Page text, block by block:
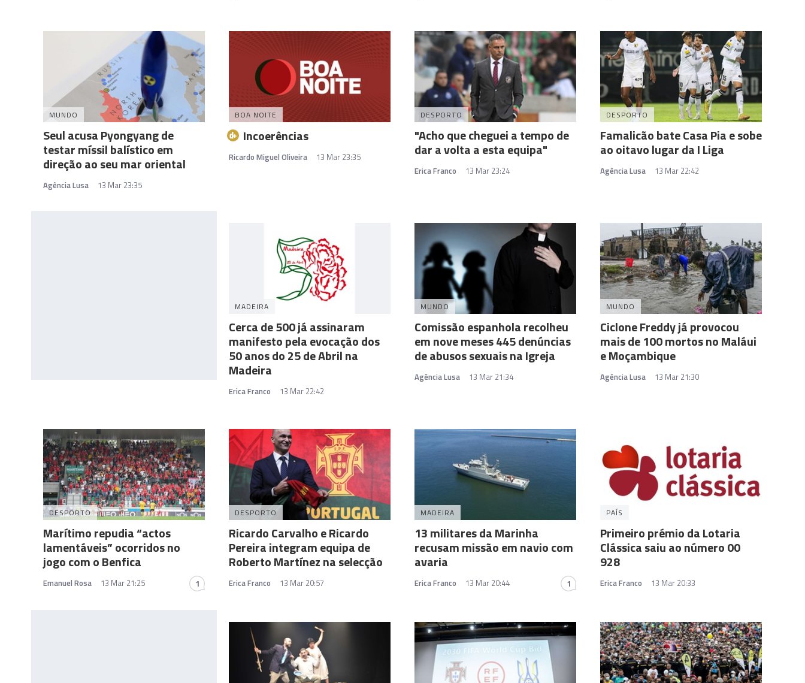
MUNDO
Seul acusa Pyongyang de
testar míssil balístico em
direção ao seu mar oriental
Agência Lusa 13 Mar 23:35
BOA NOITE
Incoerências
Ricardo Miguel Oliveira 13 Mar 23:35
DESPORTO
"Acho que cheguei a tempo de
dar a volta a esta equipa"
Erica Franco 13 Mar 23:24
DESPORTO
Famalicão bate Casa Pia e sobe
ao oitavo lugar da I Liga
Agência Lusa 13 Mar 22:42
MADEIRA
Cerca de 500 já assinaram
manifesto pela evocação dos
50 anos do 25 de Abril na
Madeira
Erica Franco 13 Mar 22:42
MUNDO
Comissão espanhola recolheu
em nove meses 445 denúncias
de abusos sexuais na Igreja
Agência Lusa 13 Mar 21:34
MUNDO
Ciclone Freddy já provocou
mais de 100 mortos no Maláui
e Moçambique
Agência Lusa 13 Mar 21:30
DESPORTO
Marítimo repudia “actos
lamentáveis” ocorridos no
jogo com o Benfica
Emanuel Rosa 13 Mar 21:25 1
DESPORTO
Ricardo Carvalho e Ricardo
Pereira integram equipa de
Roberto Martínez na selecção
Erica Franco 13 Mar 20:57
MADEIRA
13 militares da Marinha
recusam missão em navio com
avaria
Erica Franco 13 Mar 20:44 1
PAÍS
Primeiro prémio da Lotaria
Clássica saiu ao número 00
928
Erica Franco 13 Mar 20:33